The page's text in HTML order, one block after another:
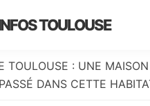
TOULOUSE
TOULOUSE : UNE
DANS CETTE